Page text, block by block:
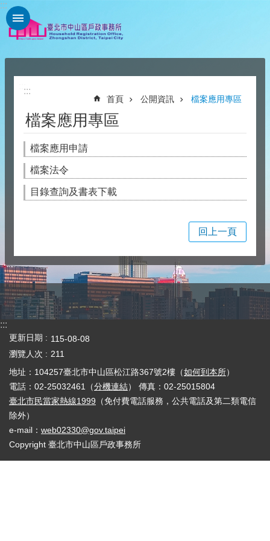
跳到主要內容區塊
:::
:::
首頁 公開資訊 檔案應用專區
檔案應用專區
檔案應用申請
檔案法令
目錄查詢及書表下載
回上一頁
:::
更新日期
115-08-08
瀏覽人次
211
地址：104257臺北市中山區松江路367號2樓（如何到本所）
電話：02-25032461（分機連結） 傳真：02-25015804
臺北市民當家熱線1999 （免付費電話服務，公共電話及第二類電信
除外）
e-mail： web02330@gov.taipei
Copyright 臺北市中山區戶政事務所